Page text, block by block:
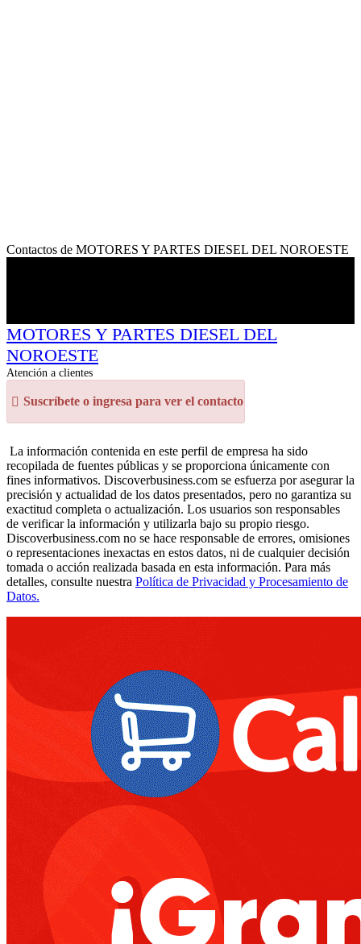
Contactos de MOTORES Y PARTES DIESEL DEL NOROESTE
MOTORES Y PARTES DIESEL DEL
NOROESTE
Atención a clientes
Suscríbete o ingresa para ver el contacto
La información contenida en este perfil de empresa ha sido
recopilada de fuentes públicas y se proporciona únicamente con
fines informativos. Discoverbusiness.com se esfuerza por asegurar la
precisión y actualidad de los datos presentados, pero no garantiza su
exactitud completa o actualización. Los usuarios son responsables
de verificar la información y utilizarla bajo su propio riesgo.
Discoverbusiness.com no se hace responsable de errores, omisiones
o representaciones inexactas en estos datos, ni de cualquier decisión
tomada o acción realizada basada en esta información. Para más
detalles, consulte nuestra Política de Privacidad y Procesamiento de
Datos.